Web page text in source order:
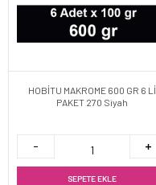
HOBİTU MAKROME 600 GR 6 Lİ
PAKET 270 Siyah
SEPETE EKLE